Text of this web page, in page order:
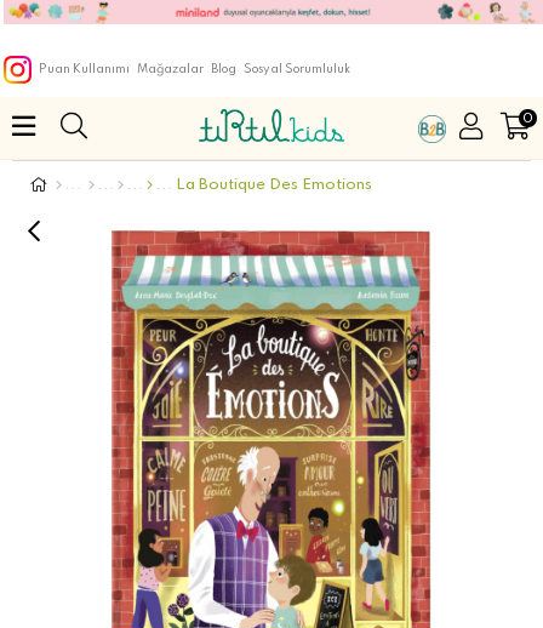
Puan Kullanımı Mağazalar Blog Sosyal Sorumluluk
0
La Boutique Des Emotions